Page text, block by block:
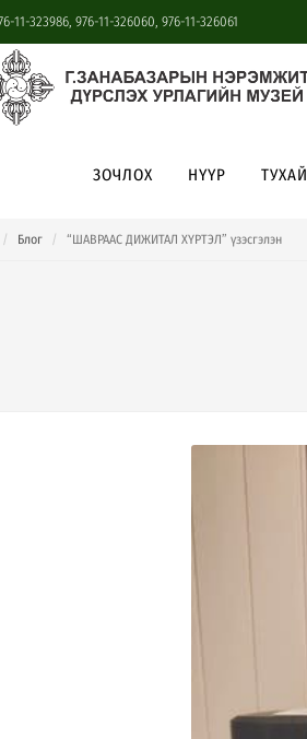
11-323986, 976-11-326060, 976-11-326061
ЗОЧЛОХ НҮҮР ТУХАЙ
Блог “ШАВРААС ДИЖИТАЛ ХҮРТЭЛ” үзэсгэлэн